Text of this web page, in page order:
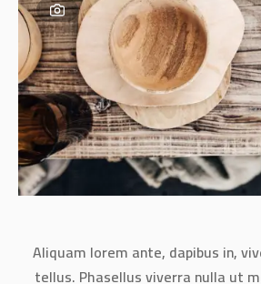
Aliquam lorem ante, dapibus in,
tellus. Phasellus viverra nulla ut